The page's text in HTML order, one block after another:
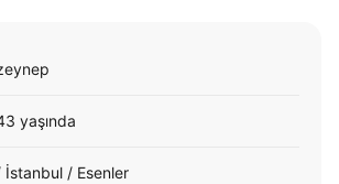
yaşında
İstanbul / Esenler